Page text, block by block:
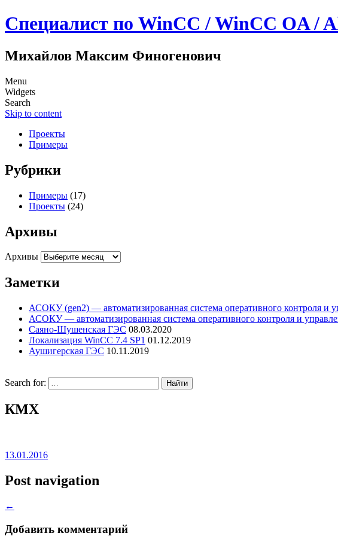
Специалист по WinCC / WinCC OA
Михайлов Максим Финогенович
Menu
Widgets
Search
Skip to content
Проекты
Примеры
Рубрики
Примеры (17)
Проекты (24)
Архивы
Архивы
Заметки
АСОКУ (gen2) — автоматизированная система оперативного контроля и
АСОКУ — автоматизированная система оперативного контроля и
Саяно-Шушенская ГЭС 08.03.2020
Локализация WinCC 7.4 SP1 01.12.2019
Аушигерская ГЭС 10.11.2019
Search for:
КМХ
13.01.2016
Post navigation
←
Добавить комментарий